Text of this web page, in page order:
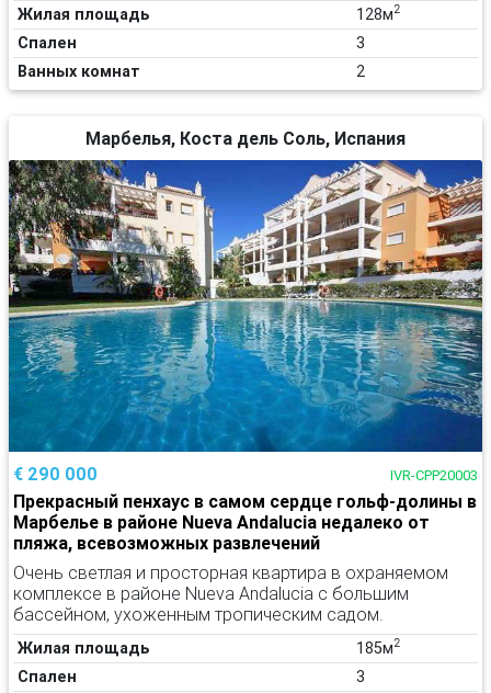
Жилая площадь 128м2
Спален
3
Ванных комнат
2
Марбелья, Коста дель Соль, Испания
€ 290 000 IVR-CPP20003
Прекрасный пенхаус в самом сердце гольф-долины в
Марбелье в районе Nueva Andalucia недалеко от
пляжа, всевозможных развлечений
Очень светлая и просторная квартира в охраняемом
комплексе в районе Nueva Andalucia с большим
бассейном, ухоженным тропическим садом.
Жилая площадь 185м2
Спален
3